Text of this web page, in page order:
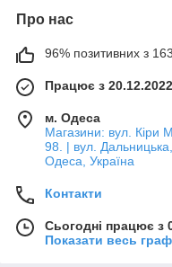
Про нас
96% позитивних з 163
Працює з 20.12.2022
м. Одеса
Магазини: вул. Кіри
98. | вул.
Одеса, Україна
Контакти
Сьогодні працює з
Показати весь